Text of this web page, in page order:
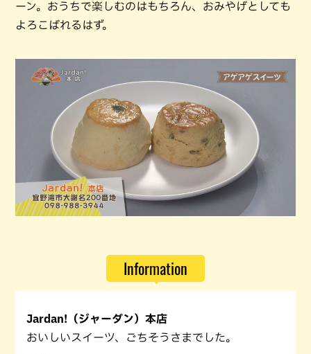
ーン。おうちで楽しむのはもちろん、おみやげとしても
よろこばれるはず。
Information
Jardan!（ジャーダン）本店
おいしいスイーツ、ごちそうさまでした。